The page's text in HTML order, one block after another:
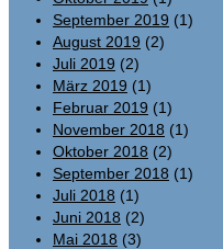
September 2019 (1)
August 2019 (2)
Juli 2019 (2)
März 2019 (1)
Februar 2019 (1)
November 2018 (1)
Oktober 2018 (2)
September 2018 (1)
Juli 2018 (1)
Juni 2018 (2)
Mai 2018 (3)